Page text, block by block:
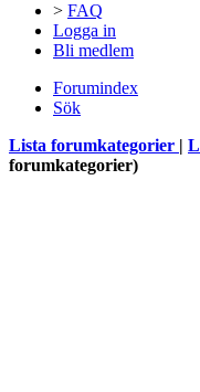
> FAQ
Logga in
Bli medlem
Forumindex
Sök
Lista forumkategorier
forumkategorier)